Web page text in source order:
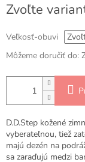
cena:
Zvoľte
Veľkosť-obuvi
Môžeme doručiť do:
D.D.Step kožené
vyberateľnou, tiež
majú dezén na
sa zaraďujú medzi